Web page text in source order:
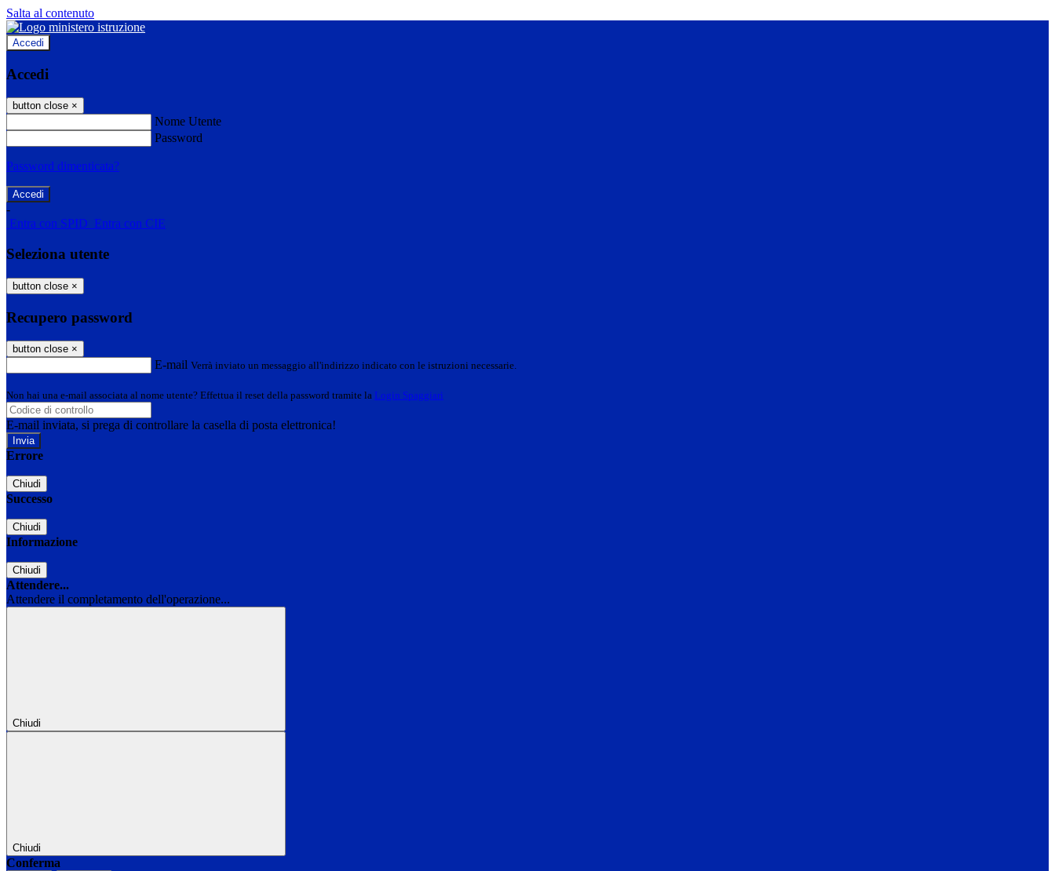
Salta al contenuto
Accedi
Accedi
button close ×
Nome Utente
Password
Password dimenticata?
-
Entra con SPID Entra con CIE
Seleziona utente
button close ×
Recupero password
button close ×
E-mail Verrà inviato un messaggio all'indirizzo indicato con le istruzioni necessarie.
Non hai una e-mail associata al nome utente? Effettua il reset della password tramite la Login Spaggiari
E-mail inviata, si prega di controllare la casella di posta elettronica!
Errore
Chiudi
Successo
Chiudi
Informazione
Chiudi
Attendere...
Attendere il completamento dell'operazione...
Chiudi
Chiudi
Conferma